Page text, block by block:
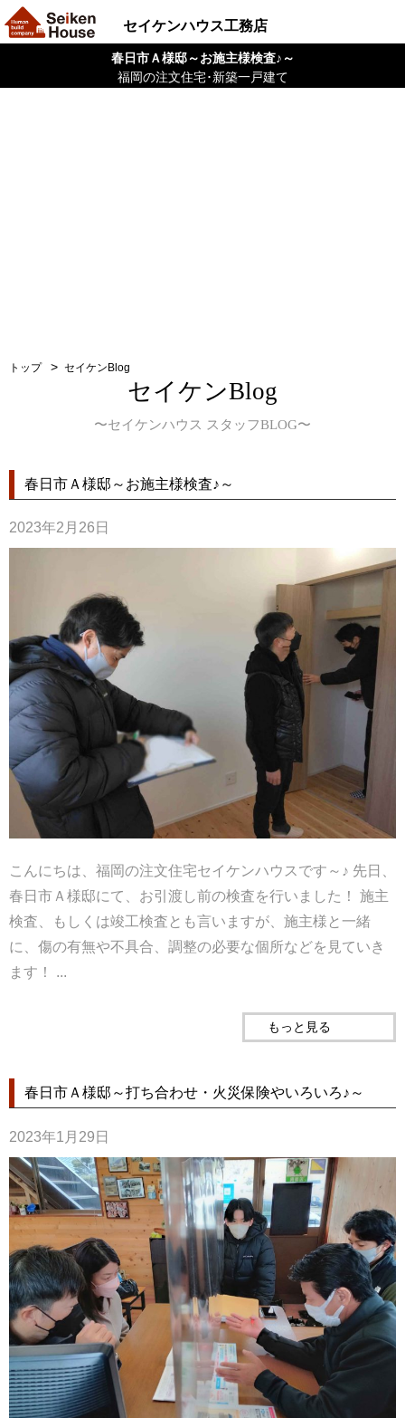
春日市Ａ様邸～お施主様検査♪～
福岡の注文住宅･新築一戸建て
セイケンハウス工務店
トップ セイケンBlog
セイケンBlog
〜セイケンハウス スタッフBLOG〜
春日市Ａ様邸～お施主様検査♪～
2023年2月26日
こんにちは、福岡の注文住宅セイケンハウスです～♪ 先日、
春日市Ａ様邸にて、お引渡し前の検査を行いました！ 施主
検査、もしくは竣工検査とも言いますが、施主様と一緒
に、傷の有無や不具合、調整の必要な個所などを見ていき
ます！ ...
もっと見る
春日市Ａ様邸～打ち合わせ・火災保険やいろいろ♪～
2023年1月29日